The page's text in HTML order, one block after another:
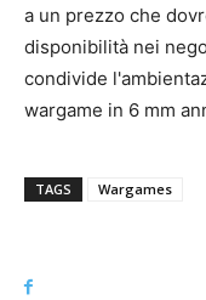
a un prezzo che
disponibilità nei
condivide
wargame in 6 mm
TAGS Wargames